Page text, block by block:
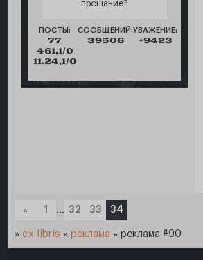
прощание?
ПОСТЫ:
77
461,1/0
11.24,1/0
СООБЩЕНИЙ:
39506
УВАЖЕНИЕ:
+9423
« 1 … 32 33 34
» ex libris » реклама » реклама #90